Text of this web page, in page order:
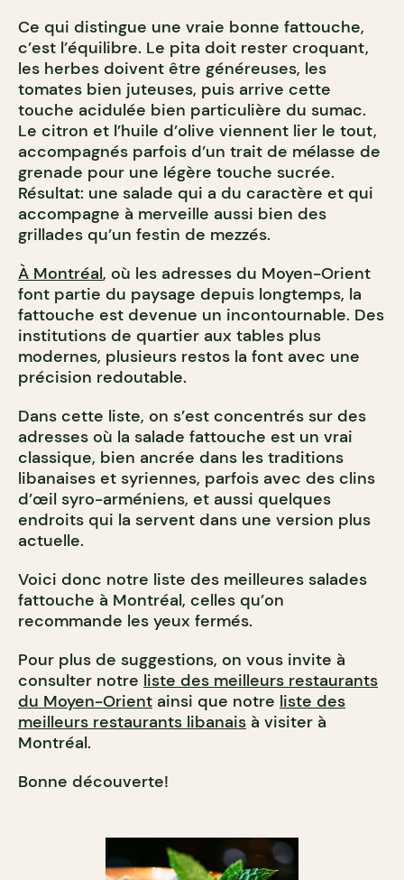
Ce qui distingue une vraie bonne fattouche,
c’est l’équilibre. Le pita doit rester croquant,
les herbes doivent être généreuses, les
tomates bien juteuses, puis arrive cette
touche acidulée bien particulière du sumac.
Le citron et l’huile d’olive viennent lier le tout,
accompagnés parfois d’un trait de mélasse de
grenade pour une légère touche sucrée.
Résultat: une salade qui a du caractère et qui
accompagne à merveille aussi bien des
grillades qu’un festin de mezzés.
À Montréal, où les adresses du Moyen-Orient
font partie du paysage depuis longtemps, la
fattouche est devenue un incontournable. Des
institutions de quartier aux tables plus
modernes, plusieurs restos la font avec une
précision redoutable.
Dans cette liste, on s’est concentrés sur des
adresses où la salade fattouche est un vrai
classique, bien ancrée dans les traditions
libanaises et syriennes, parfois avec des clins
d’œil syro-arméniens, et aussi quelques
endroits qui la servent dans une version plus
actuelle.
Voici donc notre liste des meilleures salades
fattouche à Montréal, celles qu’on
recommande les yeux fermés.
Pour plus de suggestions, on vous invite à
consulter notre liste des meilleurs restaurants
du Moyen-Orient ainsi que notre liste des
meilleurs restaurants libanais à visiter à
Montréal.
Bonne découverte!